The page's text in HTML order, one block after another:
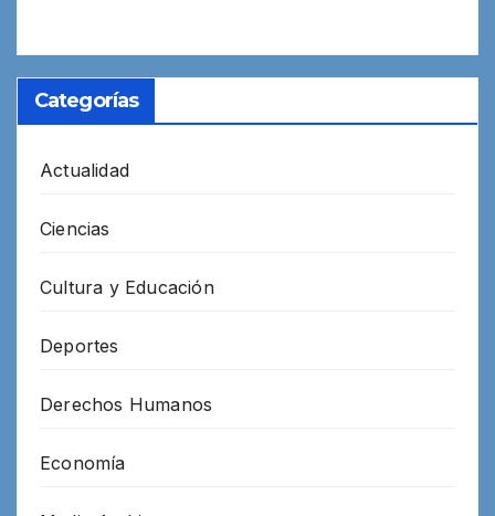
Categorías
Actualidad
Ciencias
Cultura y Educación
Deportes
Derechos Humanos
Economía